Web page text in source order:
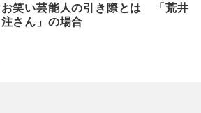
お笑い芸能人の引き際とは 「荒井
注さん」の場合